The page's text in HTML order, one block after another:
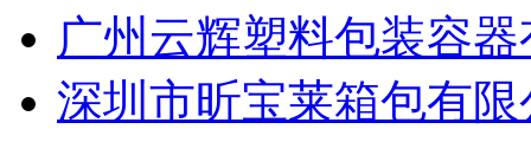
广州云辉塑料包装容
深圳市昕宝莱箱包有限